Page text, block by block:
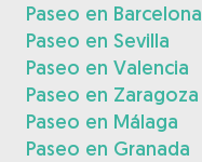
Paseo en Barcelona
Paseo en Sevilla
Paseo en Valencia
Paseo en Zaragoza
Paseo en Málaga
Paseo en Granada